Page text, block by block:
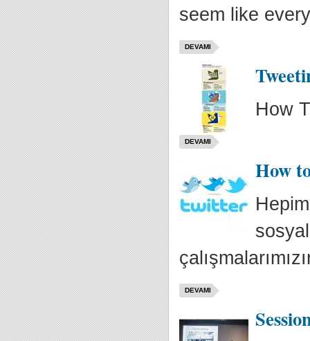
seem like
DEVAMI
How
DEVAMI
How
DEVAMI